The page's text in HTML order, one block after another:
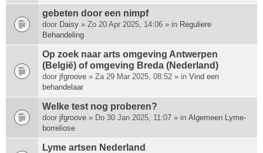
.
gebeten door een nimpf
door Daisy » Zo 20 Apr 2025, 14:06 » in Reguliere
Behandeling
Op zoek naar arts omgeving Antwerpen
(België) of omgeving Breda (Nederland)
door jfgroove » Za 29 Mar 2025, 08:52 » in Vind een
behandelaar
Welke test nog proberen?
door jfgroove » Do 30 Jan 2025, 11:07 » in Algemeen Lyme-
borreliose
Lyme artsen Nederland